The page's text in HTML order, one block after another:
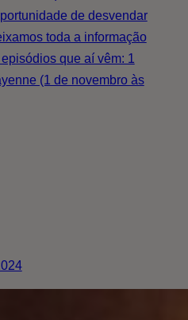
de desvendar
toda a informação
que aí vêm: 1
(1 de novembro às